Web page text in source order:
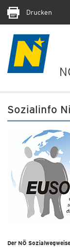
Drucken
Sozialinfo
Der NÖ